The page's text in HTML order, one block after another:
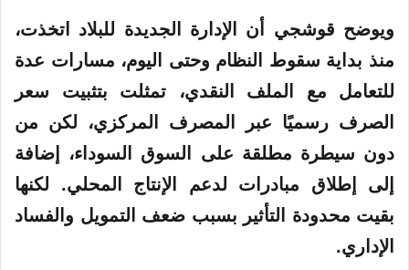
ويوضح قوشجي أن الإدارة الجديدة للبلاد اتخذت،
منذ بداية سقوط النظام وحتى اليوم، مسارات عدة
للتعامل مع الملف النقدي، تمثلت بتثبيت سعر
الصرف رسميًا عبر المصرف المركزي، لكن من
دون سيطرة مطلقة على السوق السوداء، إضافة
إلى إطلاق مبادرات لدعم الإنتاج المحلي. لكنها
بقيت محدودة التأثير بسبب ضعف التمويل والفساد
الإداري.